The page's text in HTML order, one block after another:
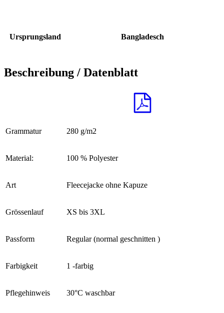
Ursprungsland Bangladesch
Beschreibung / Datenblatt
Grammatur 280 g/m2
Material: 100 % Polyester
Art Fleecejacke ohne Kapuze
Grössenlauf XS bis 3XL
Passform Regular (normal geschnitten )
Farbigkeit 1 -farbig
Pflegehinweis 30°C waschbar